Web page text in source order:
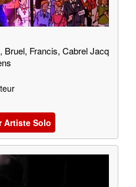
Bruel, Francis, Cabrel Jacq
Artiste Solo